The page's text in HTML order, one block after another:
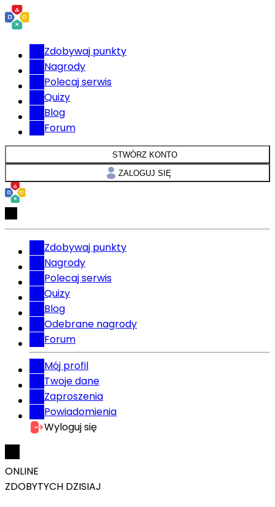
Zdobywaj punkty
Nagrody
Polecaj serwis
Quizy
Blog
Forum
STWÓRZ KONTO
ZALOGUJ SIĘ
Zdobywaj punkty
Nagrody
Polecaj serwis
Quizy
Blog
Odebrane nagrody
Forum
Mój profil
Twoje dane
Zaproszenia
Powiadomienia
Wyloguj się
ONLINE
ZDOBYTYCH DZISIAJ